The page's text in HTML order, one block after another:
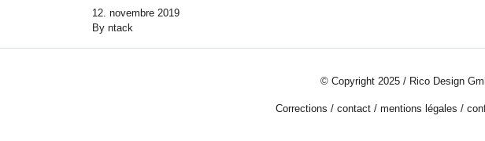
12. novembre 2019
By ntack
© Copyright 2025 / Rico Design
Corrections / contact/ mentions légales /